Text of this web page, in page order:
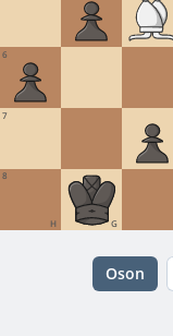
6
7
8
H G
Oson